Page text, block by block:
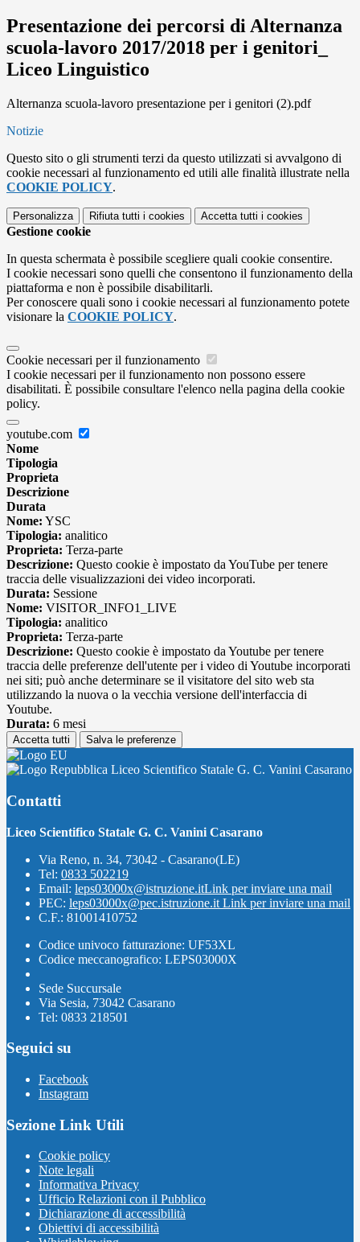
Presentazione dei percorsi di Alternanza
scuola-lavoro 2017/2018 per i genitori_
Liceo Linguistico
Alternanza scuola-lavoro presentazione per i genitori (2).pdf
Notizie
Questo sito o gli strumenti terzi da questo utilizzati si avvalgono di
cookie necessari al funzionamento ed utili alle finalità illustrate nella
COOKIE POLICY.
Personalizza Rifiuta tutti i cookies Accetta tutti i cookies
Gestione cookie
In questa schermata è possibile scegliere quali cookie consentire.
I cookie necessari sono quelli che consentono il funzionamento della
piattaforma e non è possibile disabilitarli.
Per conoscere quali sono i cookie necessari al funzionamento potete
visionare la COOKIE POLICY.
Cookie necessari per il funzionamento
I cookie necessari per il funzionamento non possono essere
disabilitati. È possibile consultare l'elenco nella pagina della cookie
policy.
youtube.com
Nome
Tipologia
Proprieta
Descrizione
Durata
Nome: YSC
Tipologia: analitico
Proprieta: Terza-parte
Descrizione: Questo cookie è impostato da YouTube per tenere
traccia delle visualizzazioni dei video incorporati.
Durata: Sessione
Nome: VISITOR_INFO1_LIVE
Tipologia: analitico
Proprieta: Terza-parte
Descrizione: Questo cookie è impostato da Youtube per tenere
traccia delle preferenze dell'utente per i video di Youtube incorporati
nei siti; può anche determinare se il visitatore del sito web sta
utilizzando la nuova o la vecchia versione dell'interfaccia di
Youtube.
Durata: 6 mesi
Accetta tutti Salva le preferenze
Liceo Scientifico Statale G. C. Vanini Casarano
Contatti
Liceo Scientifico Statale G. C. Vanini Casarano
Via Reno, n. 34, 73042 - Casarano(LE)
Tel: 0833 502219
Email: leps03000x@istruzione.itLink per inviare una mail
PEC: leps03000x@pec.istruzione.it Link per inviare una mail
C.F.: 81001410752
Codice univoco fatturazione: UF53XL
Codice meccanografico: LEPS03000X
Sede Succursale
Via Sesia, 73042 Casarano
Tel: 0833 218501
Seguici su
Facebook
Instagram
Sezione Link Utili
Cookie policy
Note legali
Informativa Privacy
Ufficio Relazioni con il Pubblico
Dichiarazione di accessibilità
Obiettivi di accessibilità